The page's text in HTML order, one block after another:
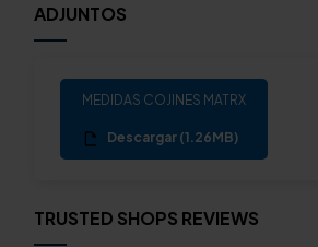
ADJUNTOS
MEDIDAS COJINES MATRX
Descargar (1.26MB)
TRUSTED SHOPS REVIEWS